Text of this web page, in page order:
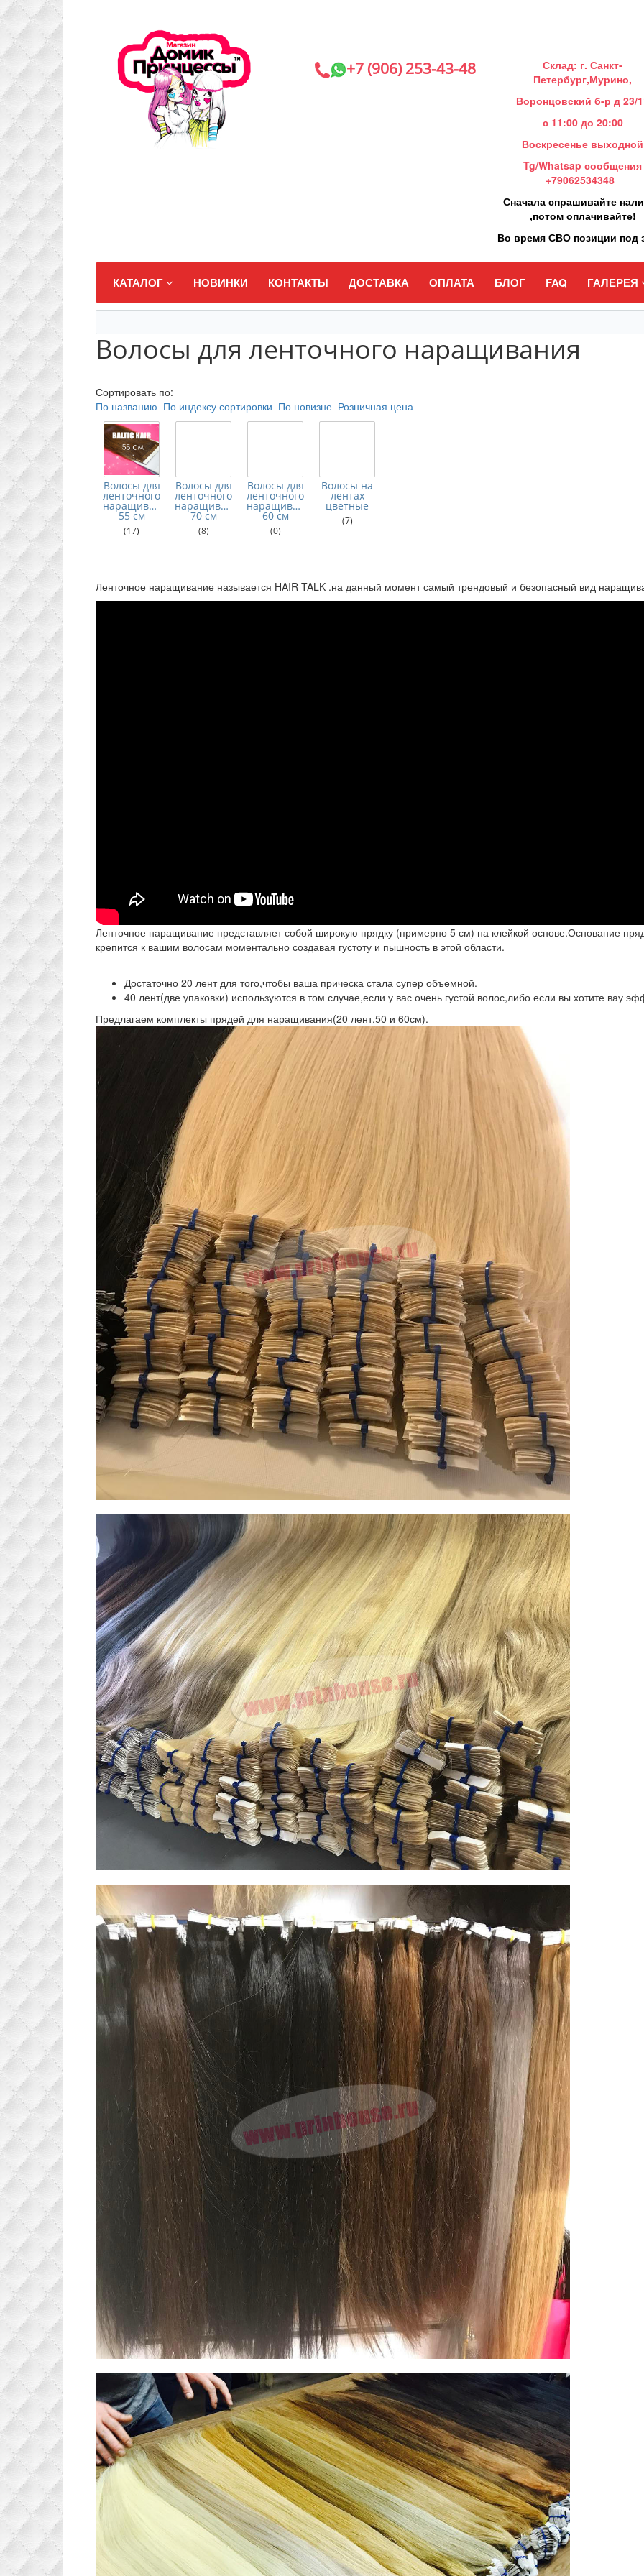
+7 (906) 253-43-48
Склад: г. Санкт-
Петербург,Мурино,
Воронцовский б-р д 23/
с 11:00 до 20:00
Воскресенье выходной
Tg/Whatsap сообщения
+79062534348
Сначала спрашивайте
,потом оплачивайте!
Во время СВО позиции под
КАТАЛОГ НОВИНКИ КОНТАКТЫ ДОСТАВКА ОПЛАТА БЛОГ FAQ ГАЛЕРЕЯ
Волосы для ленточного наращивания
Сортировать по:
По названию По индексу сортировки По новизне Розничная цена
Волосы для
ленточного
наращивания
55 см
(17)
Волосы для
ленточного
наращивания
70 см
(8)
Волосы для
ленточного
наращивания
60 см
(0)
Волосы на
лентах
цветные
(7)
Ленточное наращивание называется HAIR TALK .на данный момент самый трендовый и безопасный вид
Ленточное наращивание представляет собой широкую прядку (примерно 5 см) на клейкой основе.Основание
крепится к вашим волосам моментально создавая густоту и пышность в этой области.
Достаточно 20 лент для того,чтобы ваша прическа стала супер объемной.
40 лент(две упаковки) используются в том случае,если у вас очень густой волос,либо если вы хотите вау
Предлагаем комплекты прядей для наращивания(20 лент,50 и 60см).